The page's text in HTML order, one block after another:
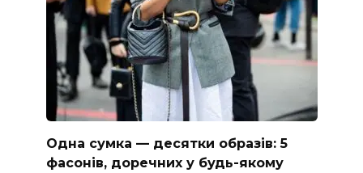
Одна сумка — десятки образів: 5
фасонів, доречних у будь-якому